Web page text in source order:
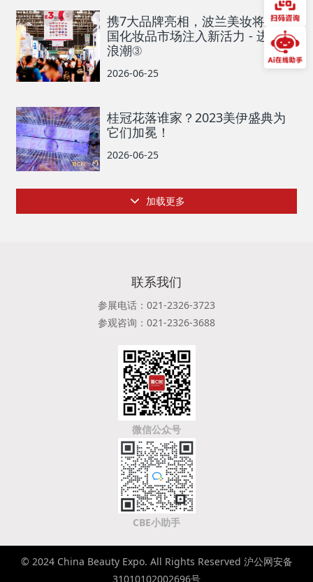
携7大品牌亮相，波兰美妆将为中
国化妆品市场注入新活力 - 进口新
浪潮③
2026-06-25
桂冠花落谁家？2023美伊盛典为
它们加冕！
2026-06-25
加载更多
联系我们
参展电话：021-2326-3723
参观咨询：021-2326-3688
微信公众号
CBE小助手
© 2024 China Beauty Expo. All Rights Reserved 沪公网安备
31010102002696号